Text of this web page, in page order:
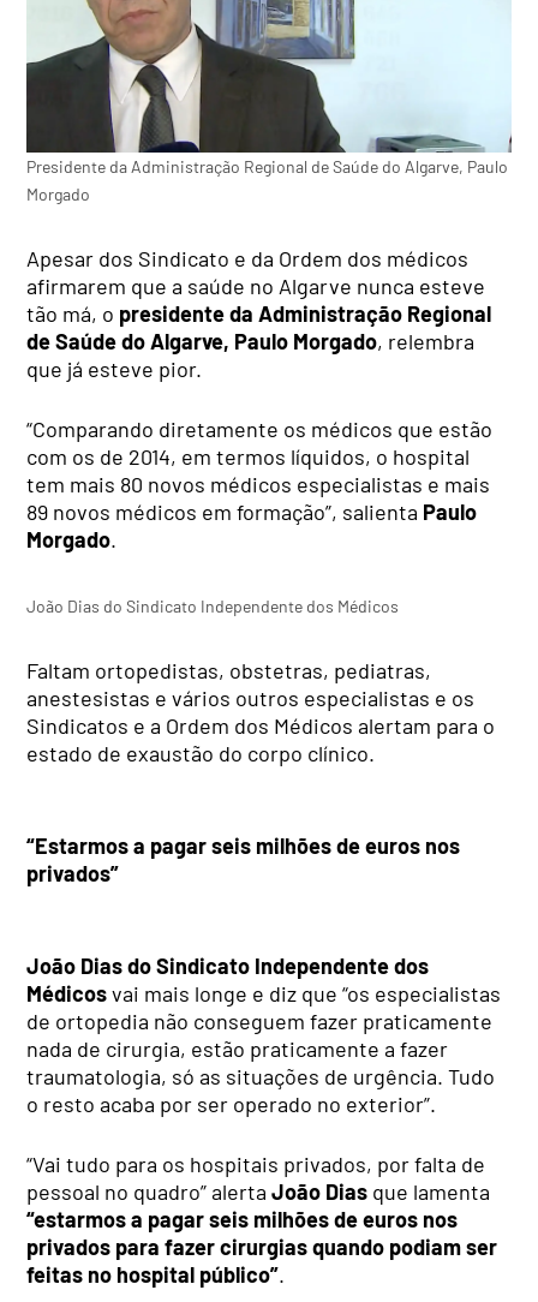
Presidente da Administração Regional de Saúde do Algarve, Paulo
Morgado
Apesar dos Sindicato e da Ordem dos médicos
afirmarem que a saúde no Algarve nunca esteve
tão má, o presidente da Administração Regional
de Saúde do Algarve, Paulo Morgado, relembra
que já esteve pior.
“Comparando diretamente os médicos que estão
com os de 2014, em termos líquidos, o hospital
tem mais 80 novos médicos especialistas e mais
89 novos médicos em formação”, salienta Paulo
Morgado.
João Dias do Sindicato Independente dos Médicos
Faltam ortopedistas, obstetras, pediatras,
anestesistas e vários outros especialistas e os
Sindicatos e a Ordem dos Médicos alertam para o
estado de exaustão do corpo clínico.
“Estarmos a pagar seis milhões de euros nos
privados”
João Dias do Sindicato Independente dos
Médicosvai mais longe e diz que “os especialistas
de ortopedia não conseguem fazer praticamente
nada de cirurgia, estão praticamente a fazer
traumatologia, só as situações de urgência. Tudo
o resto acaba por ser operado no exterior”.
“Vai tudo para os hospitais privados, por falta de
pessoal no quadro” alertaJoão Dias que lamenta
“estarmos a pagar seis milhões de euros nos
privados para fazer cirurgias quando podiam ser
feitas no hospital público”.